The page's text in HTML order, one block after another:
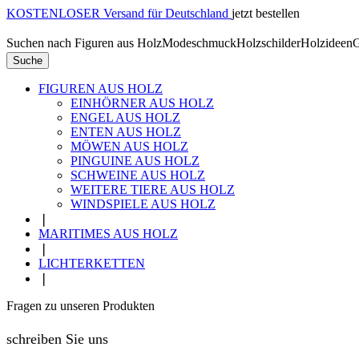
KOSTENLOSER Versand für Deutschland jetzt bestellen
Suchen nach Figuren aus HolzModeschmuckHolzschilderHolzideen
Suche
FIGUREN AUS HOLZ
EINHÖRNER AUS HOLZ
ENGEL AUS HOLZ
ENTEN AUS HOLZ
MÖWEN AUS HOLZ
PINGUINE AUS HOLZ
SCHWEINE AUS HOLZ
WEITERE TIERE AUS HOLZ
WINDSPIELE AUS HOLZ
MARITIMES AUS HOLZ
LICHTERKETTEN
Fragen zu unseren Produkten
schreiben Sie uns